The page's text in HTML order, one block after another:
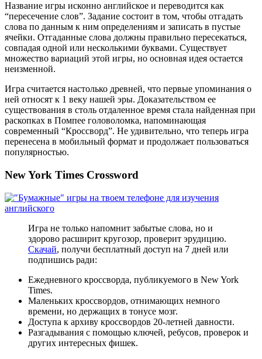
Название игры исконно английское и переводится как
“пересечение слов”. Задание состоит в том, чтобы отгадать
слова по данным к ним определениям и записать в пустые
ячейки. Отгаданные слова должны правильно пересекаться,
совпадая одной или несколькими буквами. Существует
множество вариаций этой игры, но основная идея остается
неизменной.
Игра считается настолько древней, что первые упоминания о
ней относят к 1 веку нашей эры. Доказательством ее
существования в столь отдаленное время стала найденная при
раскопках в Помпее головоломка, напоминающая
современный “Кроссворд”. Не удивительно, что теперь игра
перенесена в мобильный формат и продолжает пользоваться
популярностью.
New York Times Crossword
Игра не только напомнит забытые слова, но и
здорово расширит кругозор, проверит эрудицию.
Скачай, получи бесплатный доступ на 7 дней или
подпишись ради:
Ежедневного кроссворда, публикуемого в New York
Times.
Маленьких кроссвордов, отнимающих немного
времени, но держащих в тонусе мозг.
Доступа к архиву кроссвордов 20-летней давности.
Разгадывания с помощью ключей, ребусов, проверок и
других интересных фишек.